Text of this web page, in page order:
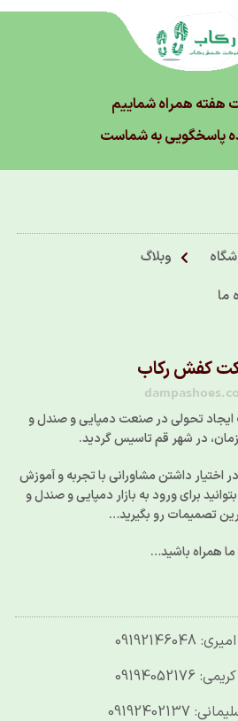
پاسخگویی به شماست
وبلاگ
ما
کفش رکاب
تحولی در صنعت دمپایی و صندل و
در شهر قم تاسیس گردید.
اختیار داشتن مشاورانی با تجربه و آموزش
برای ورود به بازار دمپایی و صندل و
تصمیمات رو بگیرید…
ما همراه باشید…
09192402137